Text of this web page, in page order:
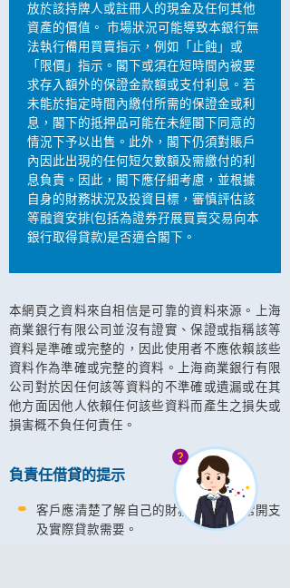
放於該持牌人或註冊人的現金及任何其他
資產的價值。 市場狀況可能導致本銀行無
法執行備用買賣指示，例如「止蝕」或
「限價」指示。閣下或須在短時間內被要
求存入額外的保證金款額或支付利息。若
未能於指定時間內繳付所需的保證金或利
息，閣下的抵押品可能在未經閣下同意的
情況下予以出售。此外，閣下仍須對賬戶
內因此出現的任何短欠數額及需繳付的利
息負責。因此，閣下應仔細考慮，並根據
自身的財務狀況及投資目標，審慎評估該
等融資安排(包括為證券孖展買賣交易向本
銀行取得貸款)是否適合閣下。
本網頁之資料來自相信是可靠的資料來源。上海
商業銀行有限公司並沒有證實、保證或指稱該等
資料是準確或完整的，因此使用者不應依賴該些
資料作為準確或完整的資料。上海商業銀行有限
公司對於因任何該等資料的不準確或遺漏或在其
他方面因他人依賴任何該些資料而產生之損失或
損害概不負任何責任。
負責任借貸的提示
客戶應清楚了解自己的財務狀況，日常開支
及實際貸款需要。